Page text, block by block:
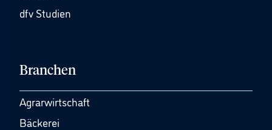
dfv Studien
Branchen
Agrarwirtschaft
Bäckerei